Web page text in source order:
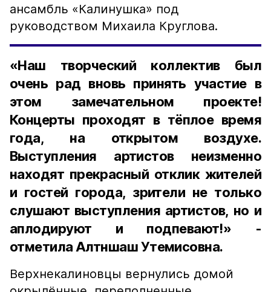
ансамбль «Калинушка» под
руководством Михаила Круглова.
«Наш творческий коллектив был
очень рад вновь принять участие в
этом замечательном проекте!
Концерты проходят в тёплое время
года, на открытом воздухе.
Выступления артистов неизменно
находят прекрасный отклик жителей
и гостей города, зрители не только
слушают выступления артистов, но и
аплодируют и подпевают!» -
отметила Алтншаш Утемисовна.
Верхнекалиновцы вернулись домой